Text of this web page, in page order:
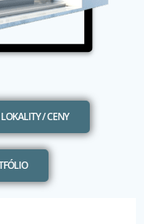
LOKALITY / CENY